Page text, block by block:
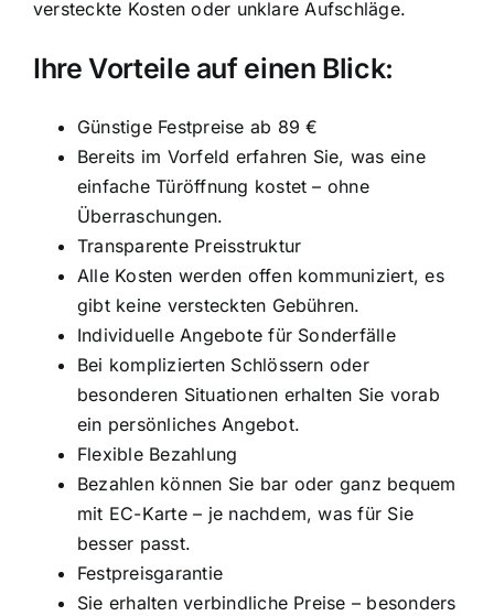
versteckte Kosten oder unklare Aufschläge.
Ihre Vorteile auf einen Blick:
Günstige Festpreise ab 89 €
Bereits im Vorfeld erfahren Sie, was eine
einfache Türöffnung kostet – ohne
Überraschungen.
Transparente Preisstruktur
Alle Kosten werden offen kommuniziert, es
gibt keine versteckten Gebühren.
Individuelle Angebote für Sonderfälle
Bei komplizierten Schlössern oder
besonderen Situationen erhalten Sie vorab
ein persönliches Angebot.
Flexible Bezahlung
Bezahlen können Sie bar oder ganz bequem
mit EC-Karte – je nachdem, was für Sie
besser passt.
Festpreisgarantie
Sie erhalten verbindliche Preise – besonders